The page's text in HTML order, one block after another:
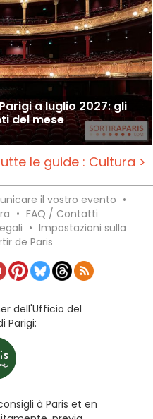
a luglio 2027: gli
del mese
le guide : Cultura >
il vostro evento •
• FAQ / Contatti
• Impostazioni sulla
de Paris
dell'Ufficio del
Parigi:
à Paris et en